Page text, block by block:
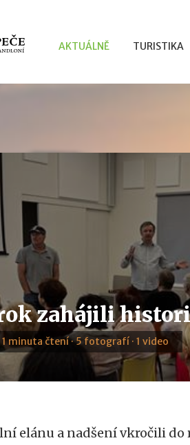
AKTUÁLNĚ TURISTIKA
zahájili
1 minuta čtení · 5 fotografí · 1 video
elánu a nadšení vkročili do